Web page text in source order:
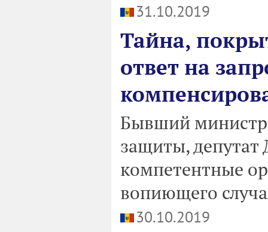
31.10.2019
Тайна,
ответ на
Бывший министр
защиты, депутат
компетентные
вопиющего
30.10.2019